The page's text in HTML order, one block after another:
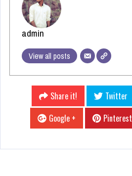
admin
View all posts
Share it! Twitter
Google +
Pinterest